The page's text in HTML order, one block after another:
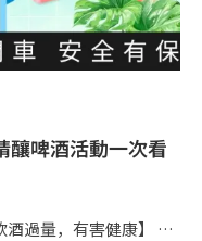
釀啤酒活動一次看
酒過量，有害健康】 …